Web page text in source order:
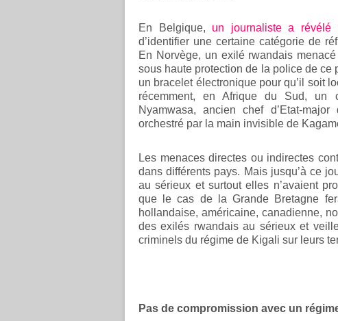
En Belgique, un journaliste a révélé
d’identifier une certaine catégorie de
En Norvège, un exilé rwandais
sous haute protection de la police de ce
un bracelet électronique pour qu’il soit
récemment, en Afrique du Sud, un
Nyamwasa, ancien chef d’Etat-
orchestré par la main invisible de
Les menaces directes ou indirectes
dans différents pays. Mais jusqu’à ce
au sérieux et surtout elles n’avaient
que le cas de la Grande Bretagne
hollandaise, américaine, canadienne,
des exilés rwandais au sérieux et
criminels du régime de Kigali sur leurs
Pas de compromission avec un